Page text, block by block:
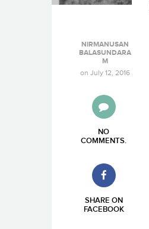
NIRMANUSAN
BALASUNDARA
M
on July 12, 2016
NO
COMMENTS.
SHARE ON
FACEBOOK